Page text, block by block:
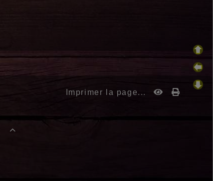
Imprimer la page...
